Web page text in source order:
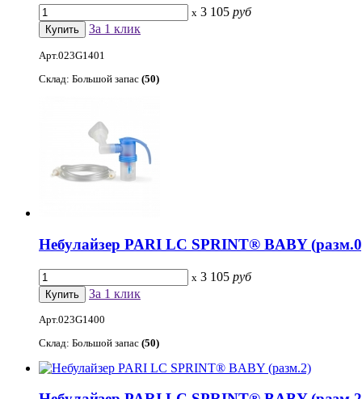
x 3 105 руб
За 1 клик
Арт.023G1401
Склад: Большой запас (50)
Небулайзер PARI LC SPRINT® BABY
x 3 105 руб
За 1 клик
Арт.023G1400
Склад: Большой запас (50)